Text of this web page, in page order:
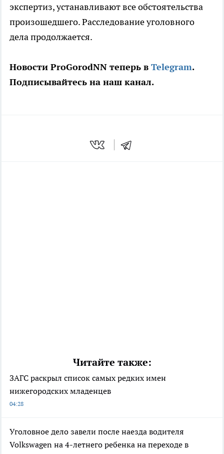
экспертиз, устанавливают все обстоятельства
произошедшего. Расследование уголовного
дела продолжается.
Новости ProGorodNN теперь в Telegram.
Подписывайтесь на наш канал.
Читайте также:
ЗАГС раскрыл список самых редких имен
нижегородских младенцев
04:28
Уголовное дело завели после наезда водителя
Volkswagen на 4-летнего ребенка на переходе в